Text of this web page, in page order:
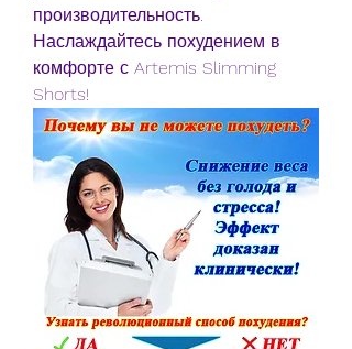
производительность.
Наслаждайтесь похудением в
комфорте с Artemis Slimming
Shorts!